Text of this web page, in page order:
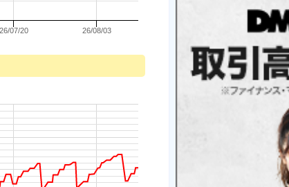
26/07/20 26/08/03